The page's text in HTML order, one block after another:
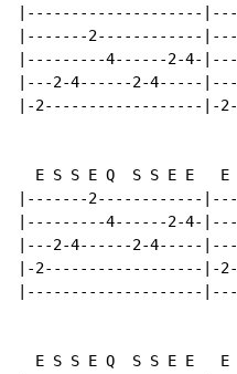
|--------------------
|-------2------------
|---------4------2-4-
|---2-4------2-4-----
|-2------------------|-
E S S E Q  S S E E   E
|-------2------------
|---------4------2-4-
|---2-4------2-4-----
|-2------------------|-
|--------------------
E S S E Q  S S E E   E